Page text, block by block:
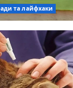
та лайфхаки